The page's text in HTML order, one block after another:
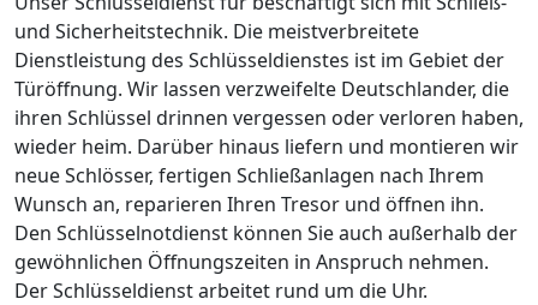
und Sicherheitstechnik. Die meistverbreitete
Dienstleistung des Schlüsseldienstes ist im Gebiet der
Türöffnung. Wir lassen verzweifelte Deutschlander, die
ihren Schlüssel drinnen vergessen oder verloren haben,
wieder heim. Darüber hinaus liefern und montieren wir
neue Schlösser, fertigen Schließanlagen nach Ihrem
Wunsch an, reparieren Ihren Tresor und öffnen ihn.
Den Schlüsselnotdienst können Sie auch außerhalb der
gewöhnlichen Öffnungszeiten in Anspruch nehmen.
Der Schlüsseldienst arbeitet rund um die Uhr.